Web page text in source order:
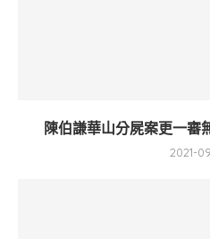
陳伯謙華山分屍案更一審
2021-